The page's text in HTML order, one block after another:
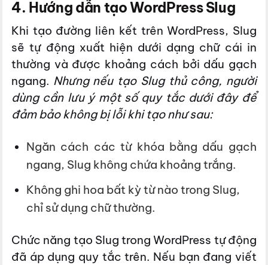
4. Hướng dẫn tạo WordPress Slug
Khi tạo đường liên kết trên WordPress, Slug
sẽ tự động xuất hiện dưới dạng chữ cái in
thường và được khoảng cách bởi dấu gạch
ngang. Nhưng nếu tạo Slug thủ công, người
dùng cần lưu ý một số quy tắc dưới đây để
đảm bảo không bị lỗi khi tạo như sau:
Ngăn cách các từ khóa bằng dấu gạch
ngang, Slug không chứa khoảng trắng.
Không ghi hoa bất kỳ từ nào trong Slug,
chỉ sử dụng chữ thường.
Chức năng tạo Slug trong WordPress tự động
đã áp dụng quy tắc trên. Nếu bạn đang viết